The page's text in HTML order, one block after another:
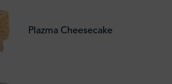
Plazma Cheesecake